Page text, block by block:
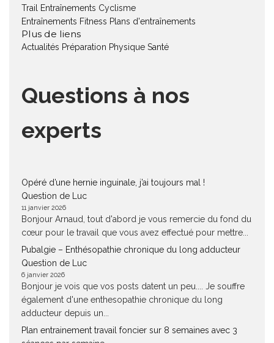
Trail
Entraînements Cyclisme
Entraînements Fitness Plans d'entraînements
Plus de liens
Actualités Préparation Physique Santé
Questions à nos
experts
Opéré d’une hernie inguinale, j’ai toujours mal !
Question de Luc
11 janvier 2026
Bonjour Arnaud, tout d'abord je vous remercie du fond du
cœur pour le travail que vous avez effectué pour mettre...
Pubalgie – Enthésopathie chronique du long adducteur
Question de Luc
6 janvier 2026
Bonjour je vois que vos posts datent un peu.... Je souffre
également d'une enthesopathie chronique du long
adducteur depuis un...
Plan entrainement travail foncier sur 8 semaines avec 3